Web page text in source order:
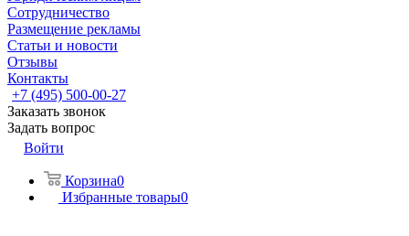
Сотрудничество
Размещение рекламы
Статьи и новости
Отзывы
Контакты
+7 (495) 500-00-27
Заказать звонок
Задать вопрос
Войти
Корзина0
Избранные товары0